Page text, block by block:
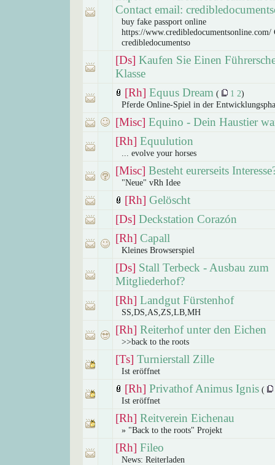
Contact email:
buy fake passport online
https://www.credibledocumentsonline.com/
credibledocumentso
[Ds] Kaufen Sie Einen
Klasse
[Rh] Equus Dream ( 1 2)
Pferde Online-Spiel in der
[Misc] Equino - Dein Haustier
[Rh] Equulution
... evolve your horses
[Misc] Besteht eurerseits
"Neue" vRh Idee
[Rh] Gelöscht
[Ds] Deckstation Corazón
[Rh] Capall
Kleines Browserspiel
[Ds] Stall Terbeck - Ausbau zum
Mitgliederhof?
[Rh] Landgut Fürstenhof
SS,DS,AS,ZS,LB,MH
[Rh] Reiterhof unter den Eichen
>>back to the roots
[Ts] Turnierstall Zille
Ist eröffnet
[Rh] Privathof Animus Ignis (
Ist eröffnet
[Rh] Reitverein Eichenau
» "Back to the roots" Projekt
[Rh] Fileo
News: Reiterladen